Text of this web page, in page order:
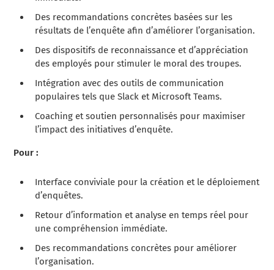
Des recommandations concrètes basées sur les
résultats de l’enquête afin d’améliorer l’organisation.
Des dispositifs de reconnaissance et d’appréciation
des employés pour stimuler le moral des troupes.
Intégration avec des outils de communication
populaires tels que Slack et Microsoft Teams.
Coaching et soutien personnalisés pour maximiser
l’impact des initiatives d’enquête.
Pour :
Interface conviviale pour la création et le déploiement
d’enquêtes.
Retour d’information et analyse en temps réel pour
une compréhension immédiate.
Des recommandations concrètes pour améliorer
l’organisation.